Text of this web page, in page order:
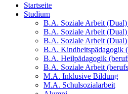
Startseite
Studium
B.A. Soziale Arbeit (Dual)
B.A. Soziale Arbeit
B.A. Soziale Arbeit
B.A. Kindheitspädagogik
B.A. Heilpädagogik
B.A. Soziale Arbeit
M.A. Inklusive Bildung
M.A. Schulsozialarbeit